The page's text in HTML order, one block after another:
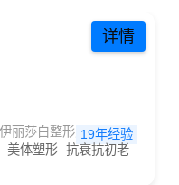
19年经验
出诊医院：乌鲁木齐伊丽莎白整形美容医院
美体塑形 抗衰抗初老
详情